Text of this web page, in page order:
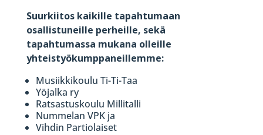
Suurkiitos kaikille tapahtumaan
osallistuneille perheille, sekä
tapahtumassa mukana olleille
yhteistyökumppaneillemme:
Musiikkikoulu Ti-Ti-Taa
Yöjalka ry
Ratsastuskoulu Millitalli
Nummelan VPK ja
Vihdin Partiolaiset